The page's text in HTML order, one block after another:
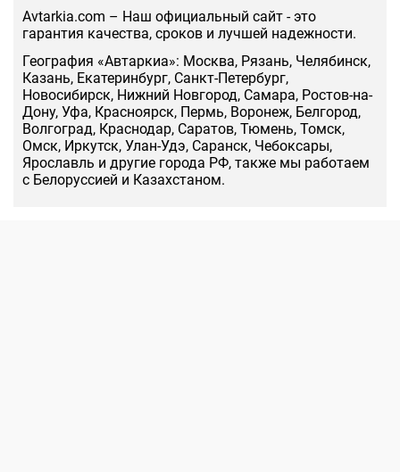
Аvtarkia.com – Наш официальный сайт - это
гарантия качества, сроков и лучшей надежности.
География «Автаркиа»: Москва, Рязань, Челябинск,
Казань, Екатеринбург, Санкт-Петербург,
Новосибирск, Нижний Новгород, Самара, Ростов-на-
Дону, Уфа, Красноярск, Пермь, Воронеж, Белгород,
Волгоград, Краснодар, Саратов, Тюмень, Томск,
Омск, Иркутск, Улан-Удэ, Саранск, Чебоксары,
Ярославль и другие города РФ, также мы работаем
с Белоруссией и Казахстаном.